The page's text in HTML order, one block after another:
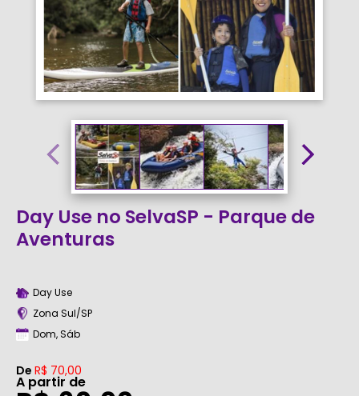
Day Use no SelvaSP - Parque de
Aventuras
Day Use
Zona Sul/SP
Dom, Sáb
De R$ 70,00
A partir de